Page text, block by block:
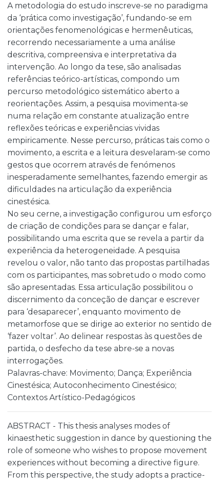
A metodologia do estudo inscreve-se no paradigma
da ‘prática como investigação’, fundando-se em
orientações fenomenológicas e hermenêuticas,
recorrendo necessariamente a uma análise
descritiva, compreensiva e interpretativa da
intervenção. Ao longo da tese, são analisadas
referências teórico-artísticas, compondo um
percurso metodológico sistemático aberto a
reorientações. Assim, a pesquisa movimenta-se
numa relação em constante atualização entre
reflexões teóricas e experiências vividas
empiricamente. Nesse percurso, práticas tais como o
movimento, a escrita e a leitura desvelaram-se como
gestos que ocorrem através de fenómenos
inesperadamente semelhantes, fazendo emergir as
dificuldades na articulação da experiência
cinestésica.
No seu cerne, a investigação configurou um esforço
de criação de condições para se dançar e falar,
possibilitando uma escrita que se revela a partir da
experiência da heterogeneidade. A pesquisa
revelou o valor, não tanto das propostas partilhadas
com os participantes, mas sobretudo o modo como
são apresentadas. Essa articulação possibilitou o
discernimento da conceção de dançar e escrever
para ‘desaparecer’, enquanto movimento de
metamorfose que se dirige ao exterior no sentido de
‘fazer voltar’. Ao delinear respostas às questões de
partida, o desfecho da tese abre-se a novas
interrogações.
Palavras-chave: Movimento; Dança; Experiência
Cinestésica; Autoconhecimento Cinestésico;
Contextos Artístico-Pedagógicos
ABSTRACT - This thesis analyses modes of
kinaesthetic suggestion in dance by questioning the
role of someone who wishes to propose movement
experiences without becoming a directive figure.
From this perspective, the study adopts a practice-